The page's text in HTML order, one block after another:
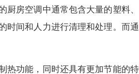
厨房空调中通常包含大量的塑料
时间和人力进行清理和处理。而
热功能，同时还具有更加节能的